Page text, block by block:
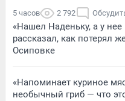
5 часов 2 792
«Нашел Наденьку, а у
рассказал, как потерял
Осиповке
«Напоминает куриное
необычный гриб — что